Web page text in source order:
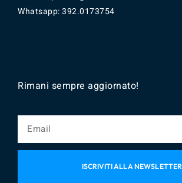
Whatsapp:392.0173754
Rimani sempre aggiornato!
ISCRIVITI ALLA NEWSLETTER